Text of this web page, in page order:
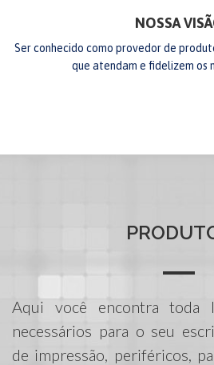
NOSSA
Ser conhecido como provedor de
que atendam e fidelizem os
Aqui você encontra toda
necessários para o seu
de impressão, periféricos,